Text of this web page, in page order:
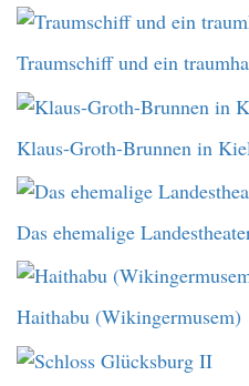
Traumschiff und ein
Klaus-Groth-Brunnen in
Das ehemalige
Haithabu (Wikingermusem)